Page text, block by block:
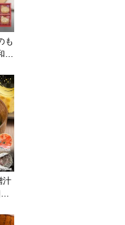
2
も
菓
ス
お
汁